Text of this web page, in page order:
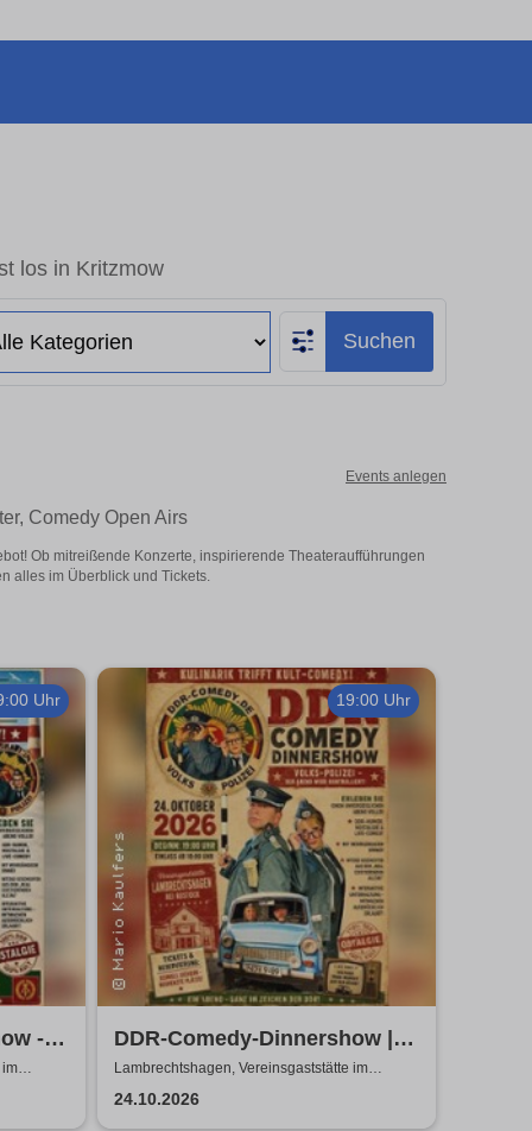
los in Kritzmow
Suchen
Events anlegen
Comedy Open Airs
Ob mitreißende Konzerte, inspirierende Theateraufführungen
alles im Überblick und Tickets.
Uhr
-
im
19:00 Uhr
DDR-Comedy-Dinnershow |
Kulinarik trifft Kult-Comedy
Lambrechtshagen, Vereinsgaststätte im
Gemeindezentrum Lambrechtshagen
24.10.2026